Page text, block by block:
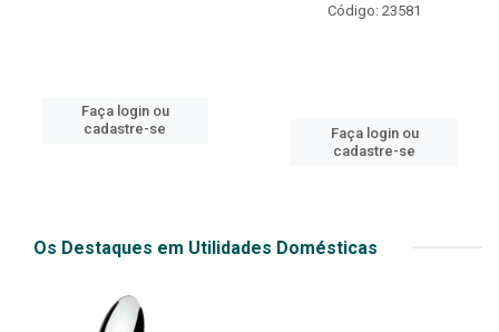
Faça login ou
cadastre-se
Código: 23581
Faça login ou
cadastre-se
Os Destaques em Utilidades Domésticas